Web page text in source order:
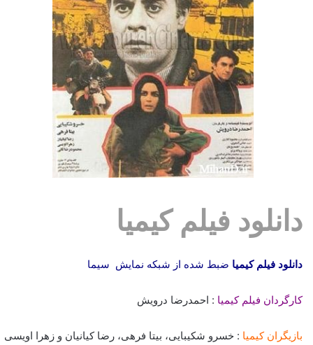
دانلود فیلم کیمیا
دانلود فیلم کیمیا ضبط شده از شبکه نمایش سیما
کارگردان فیلم کیمیا : احمدرضا درویش
بازیگران کیمیا : خسرو شکیبایی، بیتا فرهی، رضا کیانیان و زهرا اویسی